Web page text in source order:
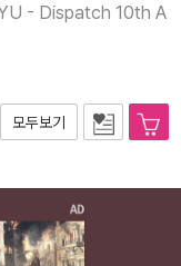
- Dispatch 10th A
모두보기